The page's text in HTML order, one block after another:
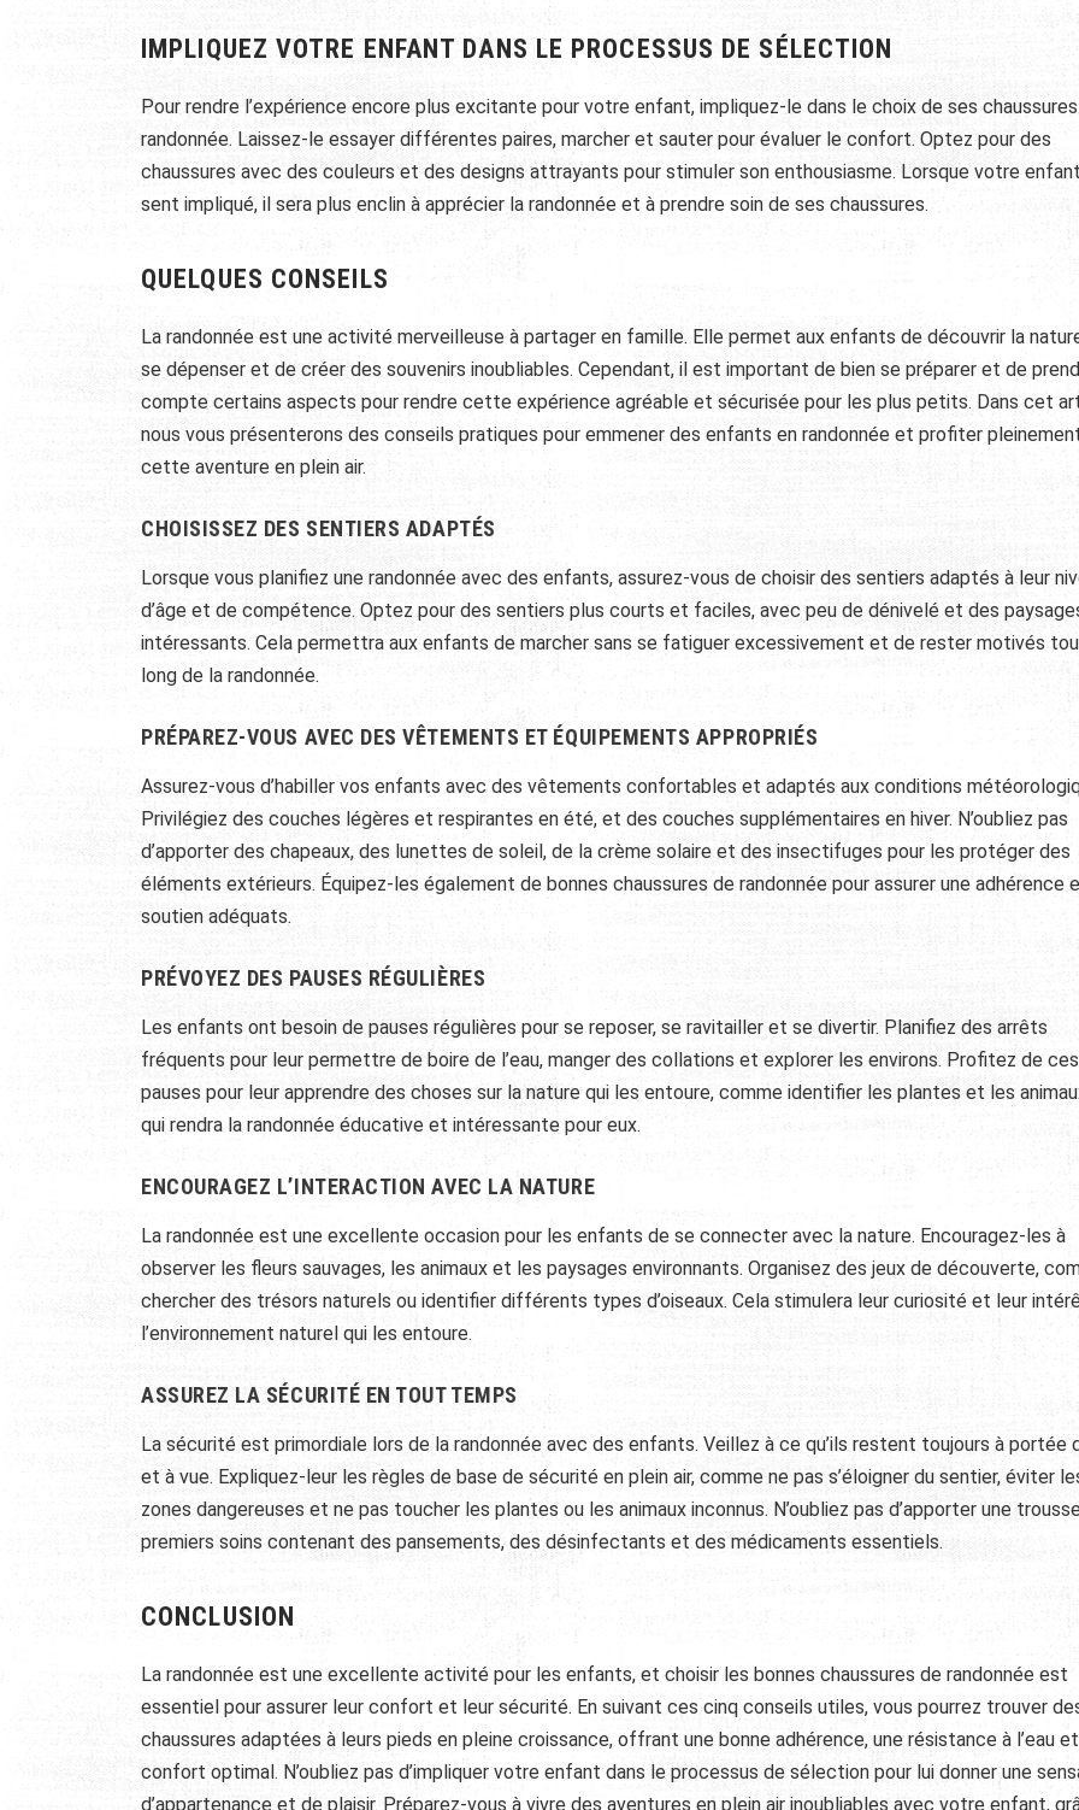
IMPLIQUEZ VOTRE ENFANT DANS LE PROCESSUS DE SÉLECTION
Pour rendre l’expérience encore plus excitante pour votre enfant, impliquez-le dans le choix de ses
randonnée. Laissez-le essayer différentes paires, marcher et sauter pour évaluer le confort. Optez pour des
chaussures avec des couleurs et des designs attrayants pour stimuler son enthousiasme. Lorsque votre
sent impliqué, il sera plus enclin à apprécier la randonnée et à prendre soin de ses chaussures.
QUELQUES CONSEILS
La randonnée est une activité merveilleuse à partager en famille. Elle permet aux enfants de découvrir la
se dépenser et de créer des souvenirs inoubliables. Cependant, il est important de bien se préparer et de
compte certains aspects pour rendre cette expérience agréable et sécurisée pour les plus petits. Dans cet
nous vous présenterons des conseils pratiques pour emmener des enfants en randonnée et profiter
cette aventure en plein air.
CHOISISSEZ DES SENTIERS ADAPTÉS
Lorsque vous planifiez une randonnée avec des enfants, assurez-vous de choisir des sentiers adaptés à leur
d’âge et de compétence. Optez pour des sentiers plus courts et faciles, avec peu de dénivelé et des
intéressants. Cela permettra aux enfants de marcher sans se fatiguer excessivement et de rester motivés
long de la randonnée.
PRÉPAREZ-VOUS AVEC DES VÊTEMENTS ET ÉQUIPEMENTS APPROPRIÉS
Assurez-vous d’habiller vos enfants avec des vêtements confortables et adaptés aux conditions
Privilégiez des couches légères et respirantes en été, et des couches supplémentaires en hiver. N’oubliez pas
d’apporter des chapeaux, des lunettes de soleil, de la crème solaire et des insectifuges pour les protéger des
éléments extérieurs. Équipez-les également de bonnes chaussures de randonnée pour assurer une adhérence
soutien adéquats.
PRÉVOYEZ DES PAUSES RÉGULIÈRES
Les enfants ont besoin de pauses régulières pour se reposer, se ravitailler et se divertir. Planifiez des arrêts
fréquents pour leur permettre de boire de l’eau, manger des collations et explorer les environs. Profitez de ces
pauses pour leur apprendre des choses sur la nature qui les entoure, comme identifier les plantes et les
qui rendra la randonnée éducative et intéressante pour eux.
ENCOURAGEZ L’INTERACTION AVEC LA NATURE
La randonnée est une excellente occasion pour les enfants de se connecter avec la nature. Encouragez-les à
observer les fleurs sauvages, les animaux et les paysages environnants. Organisez des jeux de découverte,
chercher des trésors naturels ou identifier différents types d’oiseaux. Cela stimulera leur curiosité et leur
l’environnement naturel qui les entoure.
ASSUREZ LA SÉCURITÉ EN TOUT TEMPS
La sécurité est primordiale lors de la randonnée avec des enfants. Veillez à ce qu’ils restent toujours à portée
et à vue. Expliquez-leur les règles de base de sécurité en plein air, comme ne pas s’éloigner du sentier, éviter
zones dangereuses et ne pas toucher les plantes ou les animaux inconnus. N’oubliez pas d’apporter une
premiers soins contenant des pansements, des désinfectants et des médicaments essentiels.
CONCLUSION
La randonnée est une excellente activité pour les enfants, et choisir les bonnes chaussures de randonnée est
essentiel pour assurer leur confort et leur sécurité. En suivant ces cinq conseils utiles, vous pourrez trouver
chaussures adaptées à leurs pieds en pleine croissance, offrant une bonne adhérence, une résistance à l’eau
confort optimal. N’oubliez pas d’impliquer votre enfant dans le processus de sélection pour lui donner une
d’appartenance et de plaisir. Préparez-vous à vivre des aventures en plein air inoubliables avec votre enfant,